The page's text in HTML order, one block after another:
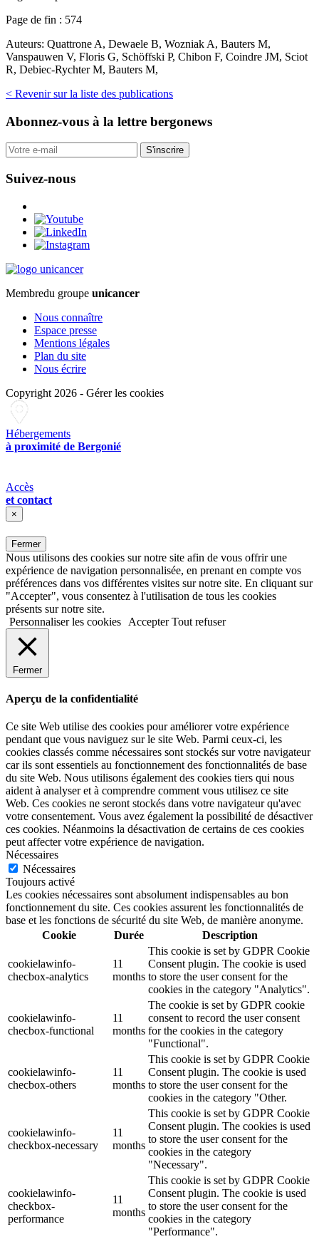
Page de fin : 574
Auteurs: Quattrone A, Dewaele B, Wozniak A, Bauters M,
Vanspauwen V, Floris G, Schöffski P, Chibon F, Coindre JM, Sciot
R, Debiec-Rychter M, Bauters M,
< Revenir sur la liste des publications
Abonnez-vous à la lettre bergonews
S'inscrire
Suivez-nous
Membredu groupe unicancer
Nous connaître
Espace presse
Mentions légales
Plan du site
Nous écrire
Copyright 2026 - Gérer les cookies
Hébergements
à proximité de Bergonié
Accès
et contact
×
Fermer
Nous utilisons des cookies sur notre site afin de vous offrir une
expérience de navigation personnalisée, en prenant en compte vos
préférences dans vos différentes visites sur notre site. En cliquant sur
"Accepter", vous consentez à l'utilisation de tous les cookies
présents sur notre site.
Personnaliser les cookies
Accepter Tout refuser
Fermer
Aperçu de la confidentialité
Ce site Web utilise des cookies pour améliorer votre expérience
pendant que vous naviguez sur le site Web. Parmi ceux-ci, les
cookies classés comme nécessaires sont stockés sur votre navigateur
car ils sont essentiels au fonctionnement des fonctionnalités de base
du site Web. Nous utilisons également des cookies tiers qui nous
aident à analyser et à comprendre comment vous utilisez ce site
Web. Ces cookies ne seront stockés dans votre navigateur qu'avec
votre consentement. Vous avez également la possibilité de désactiver
ces cookies. Néanmoins la désactivation de certains de ces cookies
peut affecter votre expérience de navigation.
Nécessaires
Nécessaires
Toujours activé
Les cookies nécessaires sont absolument indispensables au bon
fonctionnement du site. Ces cookies assurent les fonctionnalités de
base et les fonctions de sécurité du site Web, de manière anonyme.
Cookie
Durée Description
cookielawinfo-
checbox-analytics
11
months
This cookie is set by GDPR Cookie
Consent plugin. The cookie is used
to store the user consent for the
cookies in the category "Analytics".
cookielawinfo-
checbox-functional
11
months
The cookie is set by GDPR cookie
consent to record the user consent
for the cookies in the category
"Functional".
cookielawinfo-
checbox-others
11
months
This cookie is set by GDPR Cookie
Consent plugin. The cookie is used
to store the user consent for the
cookies in the category "Other.
cookielawinfo-
checkbox-necessary
11
months
This cookie is set by GDPR Cookie
Consent plugin. The cookies is used
to store the user consent for the
cookies in the category
"Necessary".
cookielawinfo-
checkbox-
performance
11
months
This cookie is set by GDPR Cookie
Consent plugin. The cookie is used
to store the user consent for the
cookies in the category
"Performance".